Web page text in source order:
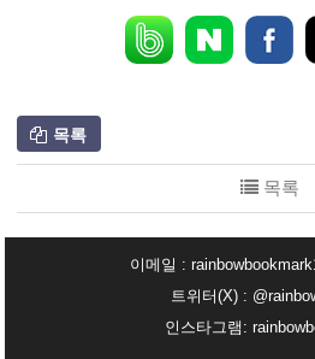
목록
목록
이메일 :
트위터(X) :
인스타그램: